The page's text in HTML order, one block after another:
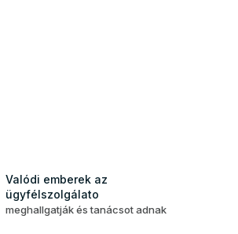
Valódi emberek az
ügyfélszolgálato
meghallgatják és tanácsot adnak